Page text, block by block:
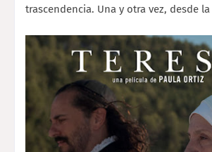
trascendencia. Una y otra vez, desde